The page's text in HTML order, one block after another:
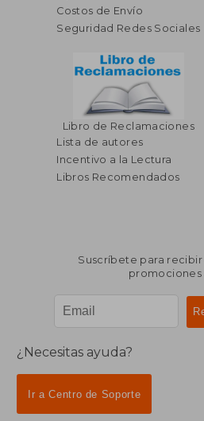
Costos de Envío
Seguridad Redes Sociales
Libro de Reclamaciones
Lista de autores
Incentivo a la Lectura
Libros Recomendados
Suscríbete para
promociones
¿Necesitas ayuda?
Ir a Centro de Soporte